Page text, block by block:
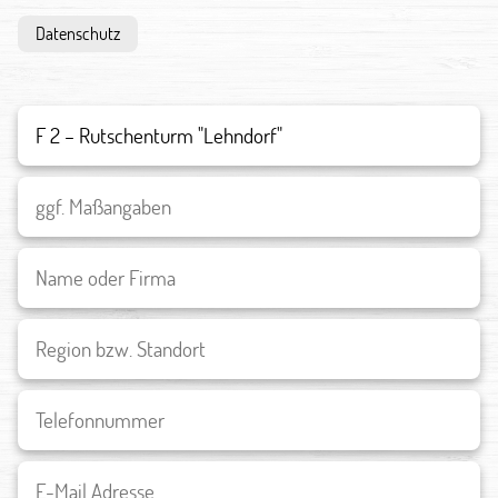
Datenschutz